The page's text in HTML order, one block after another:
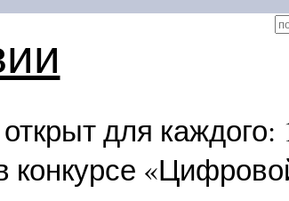
для каждого:
конкурсе